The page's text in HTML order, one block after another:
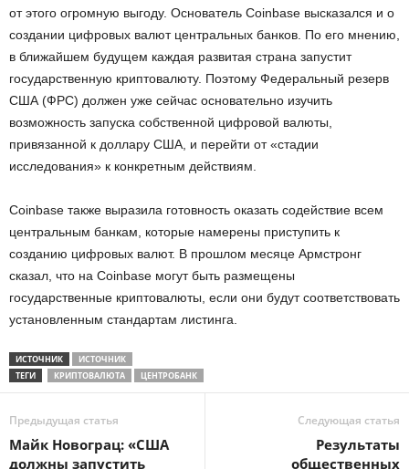
от этого огромную выгоду. Основатель Coinbase высказался и о
создании цифровых валют центральных банков. По его мнению,
в ближайшем будущем каждая развитая страна запустит
государственную криптовалюту. Поэтому Федеральный резерв
США (ФРС) должен уже сейчас основательно изучить
возможность запуска собственной цифровой валюты,
привязанной к доллару США, и перейти от «стадии
исследования» к конкретным действиям.
Coinbase также выразила готовность оказать содействие всем
центральным банкам, которые намерены приступить к
созданию цифровых валют. В прошлом месяце Армстронг
сказал, что на Coinbase могут быть размещены
государственные криптовалюты, если они будут соответствовать
установленным стандартам листинга.
ИСТОЧНИК
ИСТОЧНИК
ТЕГИ
КРИПТОВАЛЮТА ЦЕНТРОБАНК
Предыдущая статья
Майк Новограц: «США
должны запустить
Следующая статья
Результаты
общественных